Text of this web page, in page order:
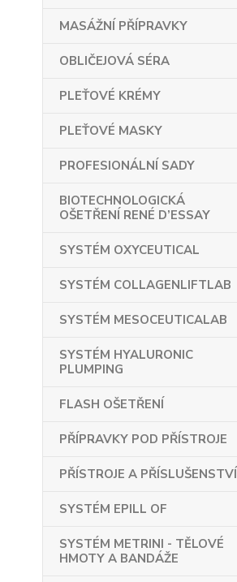
MASÁŽNÍ PŘÍPRAVKY
OBLIČEJOVÁ SÉRA
PLEŤOVÉ KRÉMY
PLEŤOVÉ MASKY
PROFESIONÁLNÍ SADY
BIOTECHNOLOGICKÁ
OŠETŘENÍ RENÉ D’ESSAY
SYSTÉM OXYCEUTICAL
SYSTÉM COLLAGENLIFTLAB
SYSTÉM MESOCEUTICALAB
SYSTÉM HYALURONIC
PLUMPING
FLASH OŠETŘENÍ
PŘÍPRAVKY POD PŘÍSTROJE
PŘÍSTROJE A PŘÍSLUŠENSTVÍ
SYSTÉM EPILL OF
SYSTÉM METRINI - TĚLOVÉ
HMOTY A BANDÁŽE